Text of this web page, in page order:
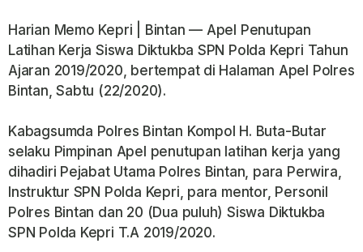
Harian Memo Kepri | Bintan — Apel Penutupan
Latihan Kerja Siswa Diktukba SPN Polda Kepri Tahun
Ajaran 2019/2020, bertempat di Halaman Apel Polres
Bintan, Sabtu (22/2020).
Kabagsumda Polres Bintan Kompol H. Buta-Butar
selaku Pimpinan Apel penutupan latihan kerja yang
dihadiri Pejabat Utama Polres Bintan, para Perwira,
Instruktur SPN Polda Kepri, para mentor, Personil
Polres Bintan dan 20 (Dua puluh) Siswa Diktukba
SPN Polda Kepri T.A 2019/2020.